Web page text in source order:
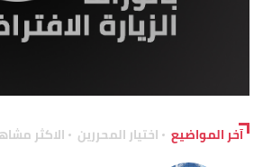
آخر المواضيع اختيار المحررين الاكثر